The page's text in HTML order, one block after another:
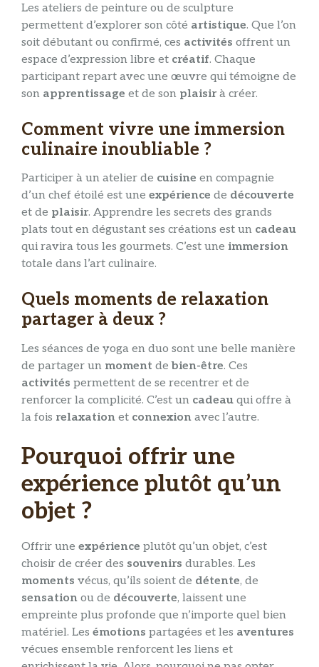
Les ateliers de peinture ou de sculpture
permettent d’explorer son côté artistique. Que l’on
soit débutant ou confirmé, ces activités offrent un
espace d’expression libre et créatif. Chaque
participant repart avec une œuvre qui témoigne de
son apprentissage et de son plaisirà créer.
Comment vivre une immersion
culinaire inoubliable ?
Participer à un atelier de cuisine en compagnie
d’un chef étoilé est une expérience de découverte
et de plaisir. Apprendre les secrets des grands
plats tout en dégustant ses créations est un cadeau
qui ravira tous les gourmets. C’est une immersion
totale dans l’art culinaire.
Quels moments de relaxation
partager à deux ?
Les séances de yoga en duo sont une belle manière
de partager un moment debien-être. Ces
activités permettent de se recentrer et de
renforcer la complicité. C’est un cadeau qui offre à
la fois relaxation et connexion avec l’autre.
Pourquoi offrir une
expérience plutôt qu’un
objet ?
Offrir une expérience plutôt qu’un objet, c’est
choisir de créer des souvenirs durables. Les
moments vécus, qu’ils soient de détente, de
sensation ou de découverte, laissent une
empreinte plus profonde que n’importe quel bien
matériel. Les émotions partagées et les aventures
vécues ensemble renforcent les liens et